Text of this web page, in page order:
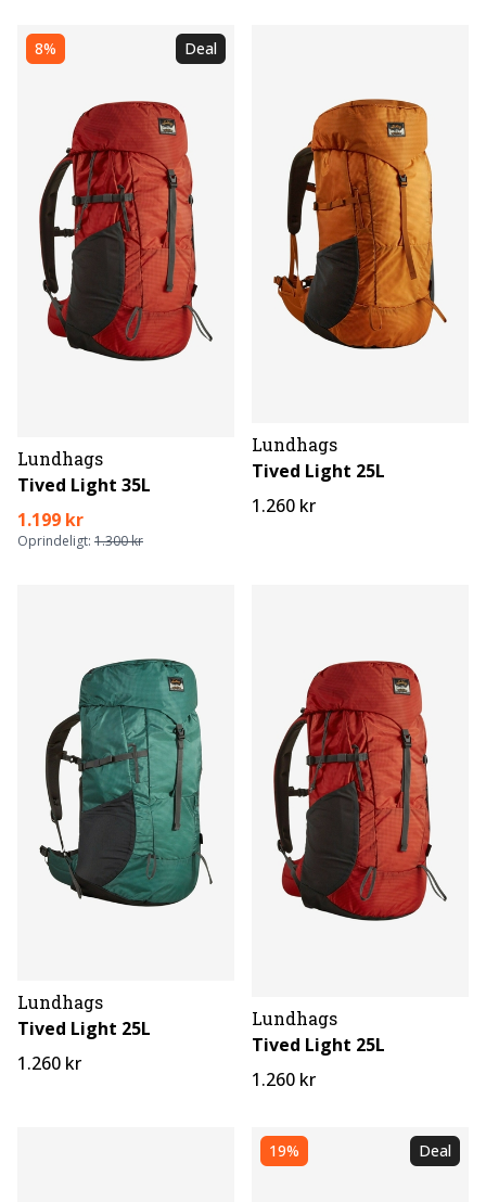
8% Deal
Lundhags
Tived Light 35L
1.199 kr
Oprindeligt: 1.300 kr
Lundhags
Tived Light 25L
1.260 kr
Lundhags
Tived Light 25L
1.260 kr
Lundhags
Tived Light 25L
1.260 kr
19% Deal